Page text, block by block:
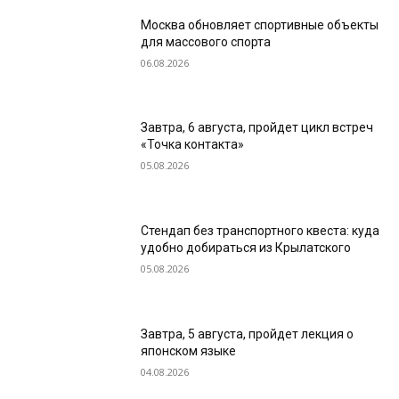
Москва обновляет спортивные объекты
для массового спорта
06.08.2026
Завтра, 6 августа, пройдет цикл встреч
«Точка контакта»
05.08.2026
Стендап без транспортного квеста: куда
удобно добираться из Крылатского
05.08.2026
Завтра, 5 августа, пройдет лекция о
японском языке
04.08.2026